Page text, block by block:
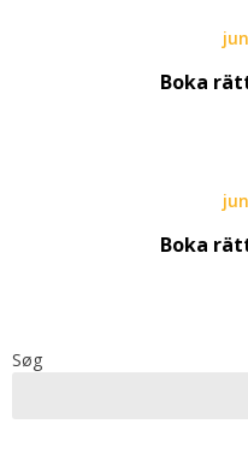
Boka
Boka
Søg